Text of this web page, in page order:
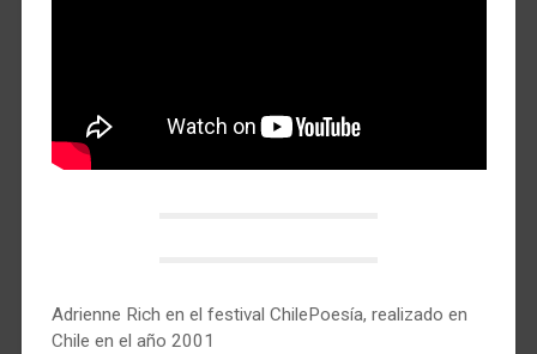
Adrienne Rich en el festival ChilePoesía, realizado en
Chile en el año 2001